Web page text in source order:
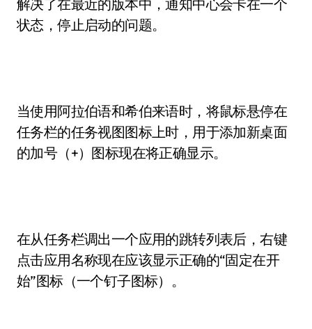
解决了在最近的版本中，通知中心会卡在一个
状态，停止启动的问题。
当使用阿拉伯语和希伯来语时，将鼠标悬停在
任务栏的任务视图图标上时，用于添加新桌面
的加号（+）图标现在将正确显示。
在从任务栏调出一个应用的跳转列表后，右键
点击应用名称现在应该显示正确的“固定在开
始”图标（一个钉子图标）。